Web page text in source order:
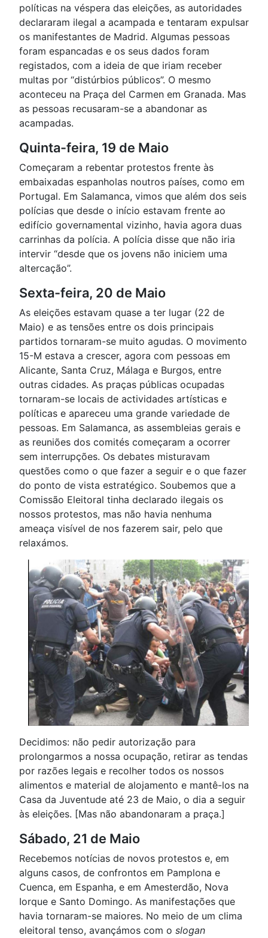
políticas na véspera das eleições, as autoridades
declararam ilegal a acampada e tentaram expulsar
os manifestantes de Madrid. Algumas pessoas
foram espancadas e os seus dados foram
registados, com a ideia de que iriam receber
multas por “distúrbios públicos”. O mesmo
aconteceu na Praça del Carmen em Granada. Mas
as pessoas recusaram-se a abandonar as
acampadas.
Quinta-feira, 19 de Maio
Começaram a rebentar protestos frente às
embaixadas espanholas noutros países, como em
Portugal. Em Salamanca, vimos que além dos seis
polícias que desde o início estavam frente ao
edifício governamental vizinho, havia agora duas
carrinhas da polícia. A polícia disse que não iria
intervir “desde que os jovens não iniciem uma
altercação”.
Sexta-feira, 20 de Maio
As eleições estavam quase a ter lugar (22 de
Maio) e as tensões entre os dois principais
partidos tornaram-se muito agudas. O movimento
15-M estava a crescer, agora com pessoas em
Alicante, Santa Cruz, Málaga e Burgos, entre
outras cidades. As praças públicas ocupadas
tornaram-se locais de actividades artísticas e
políticas e apareceu uma grande variedade de
pessoas. Em Salamanca, as assembleias gerais e
as reuniões dos comités começaram a ocorrer
sem interrupções. Os debates misturavam
questões como o que fazer a seguir e o que fazer
do ponto de vista estratégico. Soubemos que a
Comissão Eleitoral tinha declarado ilegais os
nossos protestos, mas não havia nenhuma
ameaça visível de nos fazerem sair, pelo que
relaxámos.
Decidimos: não pedir autorização para
prolongarmos a nossa ocupação, retirar as tendas
por razões legais e recolher todos os nossos
alimentos e material de alojamento e mantê-los na
Casa da Juventude até 23 de Maio, o dia a seguir
às eleições. [Mas não abandonaram a praça.]
Sábado, 21 de Maio
Recebemos notícias de novos protestos e, em
alguns casos, de confrontos em Pamplona e
Cuenca, em Espanha, e em Amesterdão, Nova
Iorque e Santo Domingo. As manifestações que
havia tornaram-se maiores. No meio de um clima
eleitoral tenso, avançámos com o slogan